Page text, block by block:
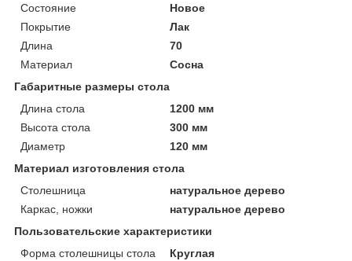
Состояние
Новое
Покрытие
Лак
Длина
70
Материал
Сосна
Габаритные размеры стола
Длина стола
1200 мм
Высота стола
300 мм
Диаметр
120 мм
Материал изготовления стола
Столешница
натуральное дерево
Каркас, ножки
натуральное дерево
Пользовательские характеристики
Форма столешницы стола
Круглая